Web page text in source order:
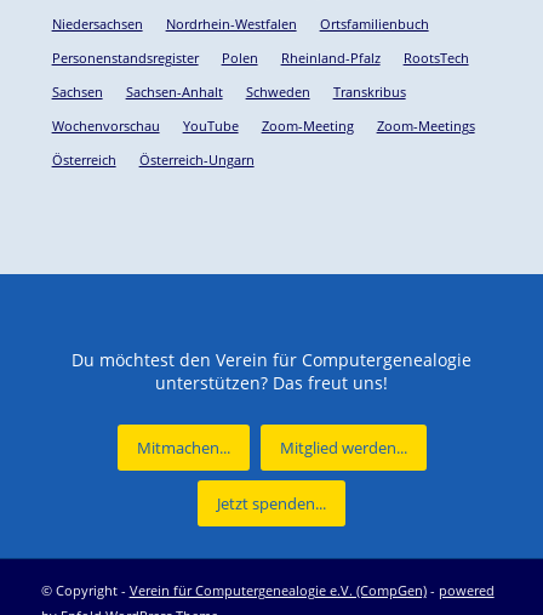
Niedersachsen
Nordrhein-Westfalen
Ortsfamilienbuch
Personenstandsregister
Polen Rheinland-Pfalz
RootsTech
Sachsen
Sachsen-Anhalt Schweden
Transkribus
Wochenvorschau
YouTube Zoom-Meeting
Zoom-Meetings
Österreich
Österreich-Ungarn
Du möchtest den Verein für Computergenealogie
unterstützen? Das freut uns!
Mitmachen... Mitglied werden...
Jetzt spenden...
© Copyright - Verein für Computergenealogie e.V. (CompGen)- powered